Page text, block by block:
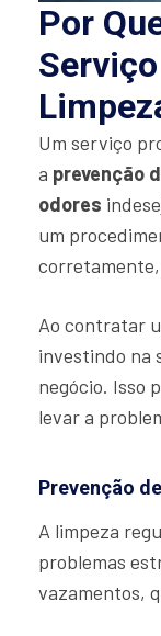
Por
Um serviço
a prevenção
odores
um
Ao contratar
investindo na
negócio. Isso
levar a
Prevenção
A limpeza
problemas
vazamentos,